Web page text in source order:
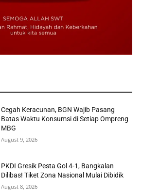
Cegah Keracunan, BGN Wajib Pasang
Batas Waktu Konsumsi di Setiap Ompreng
MBG
August 9, 2026
PKDI Gresik Pesta Gol 4-1, Bangkalan
Dilibas! Tiket Zona Nasional Mulai Dibidik
August 8, 2026